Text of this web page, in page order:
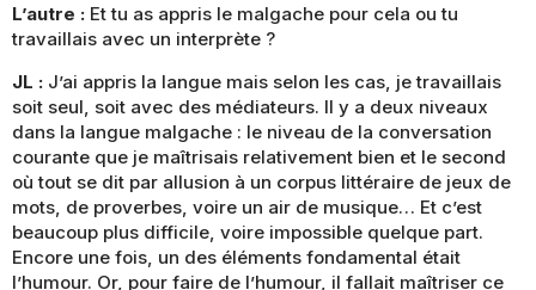
L’autre : Et tu as appris le malgache pour cela ou tu
travaillais avec un interprète ?
JL : J’ai appris la langue mais selon les cas, je travaillais
soit seul, soit avec des médiateurs. Il y a deux niveaux
dans la langue malgache : le niveau de la conversation
courante que je maîtrisais relativement bien et le second
où tout se dit par allusion à un corpus littéraire de jeux de
mots, de proverbes, voire un air de musique… Et c’est
beaucoup plus difficile, voire impossible quelque part.
Encore une fois, un des éléments fondamental était
l’humour. Or, pour faire de l’humour, il fallait maîtriser ce